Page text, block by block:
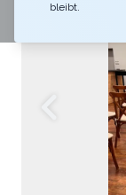
bleibt.